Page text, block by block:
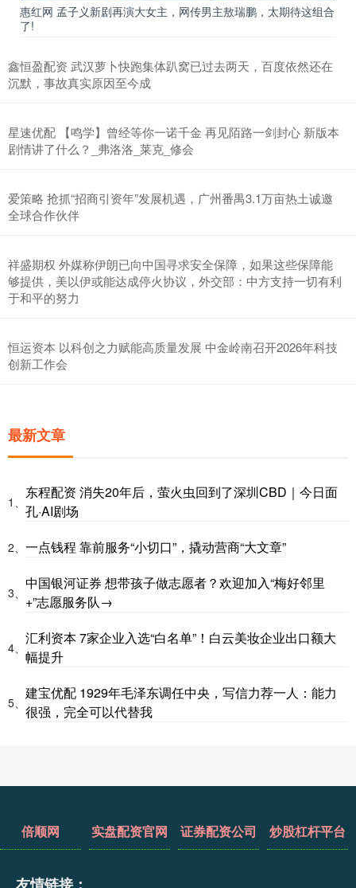
惠红网 孟子义新剧再演大女主，网传男主敖瑞鹏，太期待这组合
了!
鑫恒盈配资 武汉萝卜快跑集体趴窝已过去两天，百度依然还在
沉默，事故真实原因至今成
星速优配 【鸣学】曾经等你一诺千金 再见陌路一剑封心 新版本
剧情讲了什么？_弗洛洛_莱克_修会
爱策略 抢抓“招商引资年”发展机遇，广州番禺3.1万亩热土诚邀
全球合作伙伴
祥盛期权 外媒称伊朗已向中国寻求安全保障，如果这些保障能
够提供，美以伊或能达成停火协议，外交部：中方支持一切有利
于和平的努力
恒运资本 以科创之力赋能高质量发展 中金岭南召开2026年科技
创新工作会
最新文章
1、
东程配资 消失20年后，萤火虫回到了深圳CBD｜今日面
孔·AI剧场
2、 一点钱程 靠前服务“小切口”，撬动营商“大文章”
3、
中国银河证券 想带孩子做志愿者？欢迎加入“梅好邻里
+”志愿服务队→
4、
汇利资本 7家企业入选“白名单”！白云美妆企业出口额大
幅提升
5、
建宝优配 1929年毛泽东调任中央，写信力荐一人：能力
很强，完全可以代替我
倍顺网 实盘配资官网 证券配资公司 炒股杠杆平台